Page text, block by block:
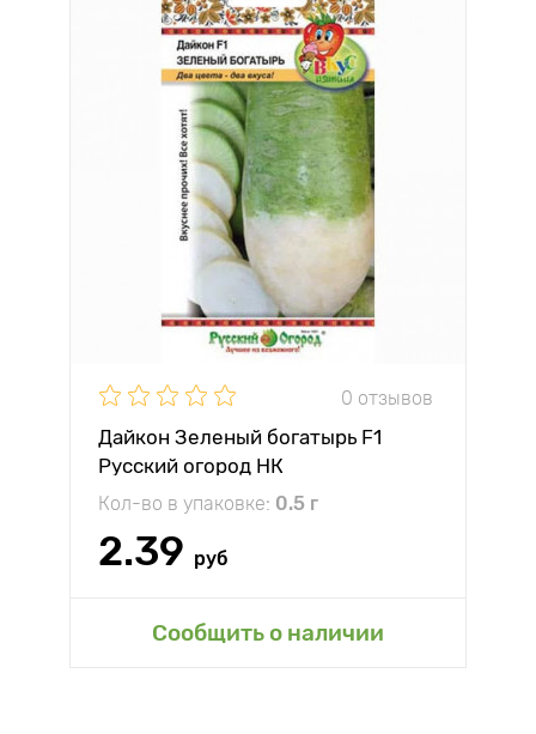
0 отзывов
Дайкон Зеленый богатырь F1
Русский огород НК
Кол-во в упаковке: 0.5 г
2.39 руб
Сообщить о наличии